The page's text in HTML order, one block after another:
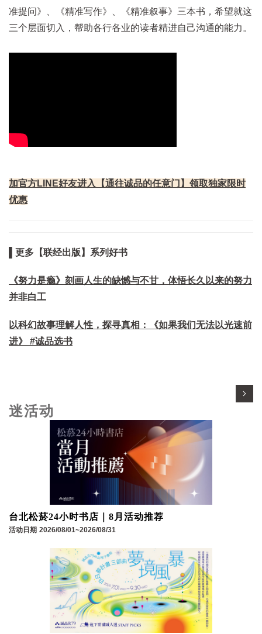
准提问》、《精准写作》、《精准叙事》三本书，希望就这
三个层面切入，帮助各行各业的读者精进自己沟通的能力。
加官方LINE好友进入【通往诚品的任意门】领取独家限时
优惠
▌更多【联经出版】系列好书
《努力是瘾》刻画人生的缺憾与不甘，体悟长久以来的努力
并非白工
以科幻故事理解人性，探寻真相：《如果我们无法以光速前
进》 #诚品选书
迷活动
台北松菸24小时书店｜8月活动推荐
活动日期 2026/08/01~2026/08/31